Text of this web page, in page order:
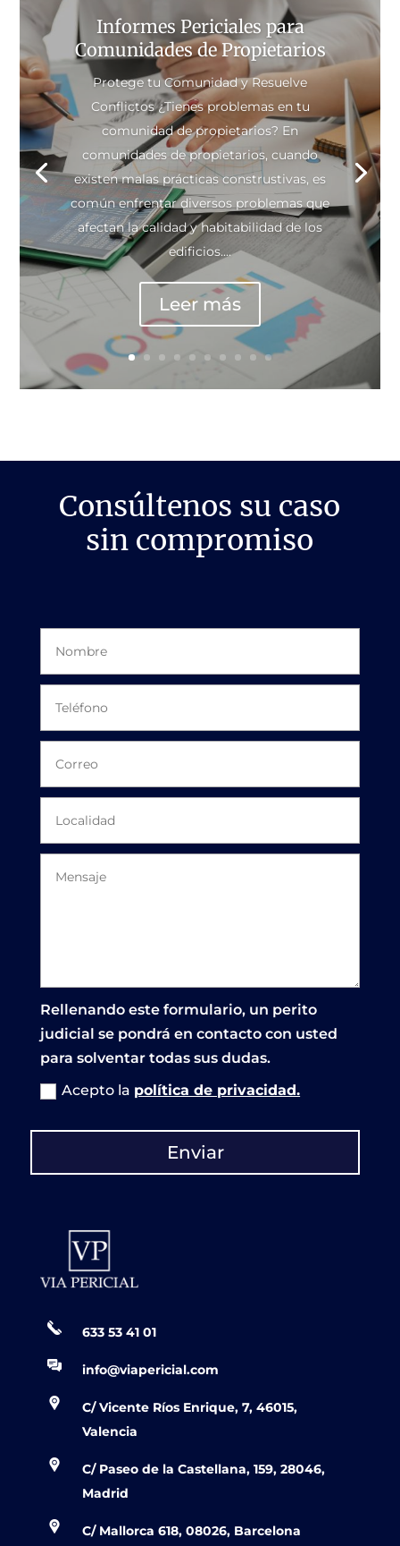
Informes Periciales para
Comunidades de Propietarios
Protege tu Comunidad y Resuelve
Conflictos ¿Tienes problemas en tu
comunidad de propietarios? En
comunidades de propietarios, cuando
existen malas prácticas construstivas, es
común enfrentar diversos problemas que
afectan la calidad y habitabilidad de los
edificios....
Leer más
Consúltenos su caso
sin compromiso
Rellenando este formulario, un perito
judicial se pondrá en contacto con usted
para solventar todas sus dudas.
Acepto la política de privacidad.
Enviar
633 53 41 01
info@viapericial.com
C/ Vicente Ríos Enrique, 7, 46015,
Valencia
C/ Paseo de la Castellana, 159, 28046,
Madrid
C/ Mallorca 618, 08026, Barcelona